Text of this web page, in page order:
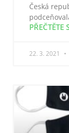
Česká
PŘEČTĚTE
22. 3. 2021